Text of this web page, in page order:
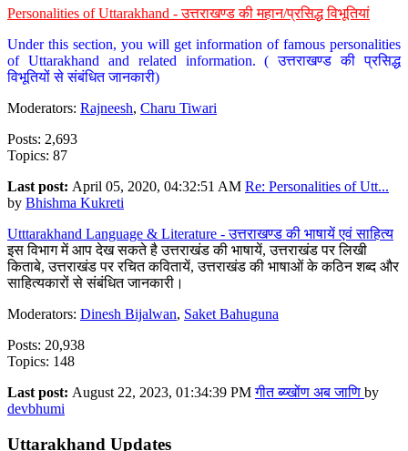
Personalities of Uttarakhand - उत्तराखण्ड की महान/प्रसिद्ध विभूतियां
Under this section, you will get information of famous personalities
of Uttarakhand and related information. ( उत्तराखण्ड की प्रसिद्ध
विभूतियों से संबंधित जानकारी)
Moderators: Rajneesh, Charu Tiwari
Posts: 2,693
Topics: 87
Last post: April 05, 2020, 04:32:51 AM Re: Personalities of Utt...
by Bhishma Kukreti
Utttarakhand Language & Literature - उत्तराखण्ड की भाषायें एवं साहित्य
इस विभाग में आप देख सकते है उत्तराखंड की भाषायें, उत्तराखंड पर लिखी
किताबे, उत्तराखंड पर रचित कवितायें, उत्तराखंड की भाषाओं के कठिन शब्द और
साहित्यकारों से संबंधित जानकारी।
Moderators: Dinesh Bijalwan, Saket Bahuguna
Posts: 20,938
Topics: 148
Last post: August 22, 2023, 01:34:39 PMगीत ब्य्खोंण अब जाणि by
devbhumi
Uttarakhand Updates